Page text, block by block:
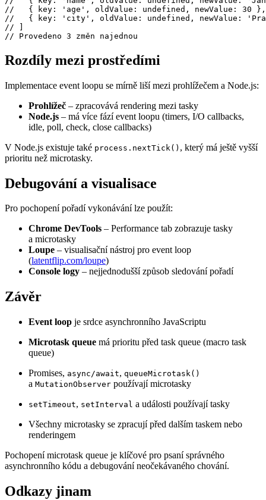
//   { key: 'age', oldValue: undefined, newValue: 30 },
//   { key: 'city', oldValue: undefined, newValue:
// ]
Rozdíly mezi prostředími
Implementace event loopu se mírně liší mezi prohlížečem a Node.js:
Prohlížeč – zpracovává rendering mezi tasky
Node.js – má více fází event loopu (timers, I/O callbacks,
idle, poll, check, close callbacks)
V Node.js existuje také process.nextTick() , který má ještě vyšší
prioritu než microtasky.
Debugování a visualisace
Pro pochopení pořadí vykonávání lze použít:
Chrome DevTools – Performance tab zobrazuje tasky
a microtasky
Loupe – visualisační nástroj pro event loop
(latentflip.com/loupe)
Console logy – nejjednodušší způsob sledování pořadí
Závěr
Event loop je srdce asynchronního JavaScriptu
Microtask queue má prioritu před task queue (macro task
queue)
Promises, async/await, queueMicrotask()
a MutationObserver používají microtasky
setTimeout, setInterval a události používají tasky
Všechny microtasky se zpracují před dalším taskem nebo
renderingem
Pochopení microtask queue je klíčové pro psaní správného
asynchronního kódu a debugování neočekávaného chování.
Odkazy jinam